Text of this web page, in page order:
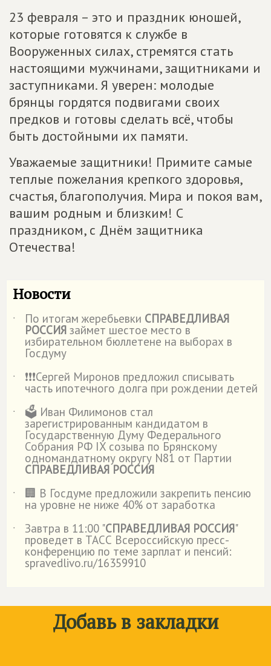
23 февраля – это и праздник юношей,
которые готовятся к службе в
Вооруженных силах, стремятся стать
настоящими мужчинами, защитниками и
заступниками. Я уверен: молодые
брянцы гордятся подвигами своих
предков и готовы сделать всё, чтобы
быть достойными их памяти.
Уважаемые защитники! Примите самые
теплые пожелания крепкого здоровья,
счастья, благополучия. Мира и покоя вам,
вашим родным и близким! С
праздником, с Днём защитника
Отечества!
Новости
˙ По итогам жеребьевки СПРАВЕДЛИВАЯ
РОССИЯ займет шестое место в
избирательном бюллетене на выборах в
Госдуму
˙
❗️❗️❗️Сергей Миронов предложил списывать
часть ипотечного долга при рождении детей
˙
🗳️ Иван Филимонов стал
зарегистрированным кандидатом в
Государственную Думу Федерального
Собрания РФ IX созыва по Брянскому
одномандатному округу N81 от Партии
СПРАВЕДЛИВАЯ РОССИЯ
˙
🏢 В Госдуме предложили закрепить пенсию
на уровне не ниже 40% от заработка
˙
Завтра в 11:00 "СПРАВЕДЛИВАЯ РОССИЯ"
проведет в ТАСС Всероссийскую пресс-
конференцию по теме зарплат и пенсий:
spravedlivo.ru/16359910
Добавь в закладки